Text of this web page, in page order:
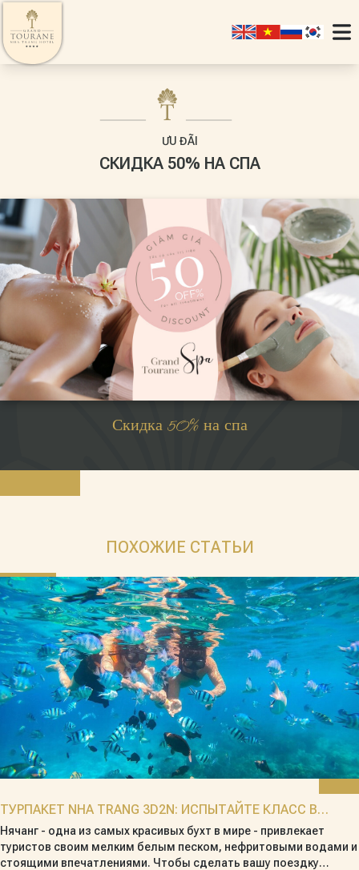
SIGNATURE JUNIOR SUITE
ƯU ĐÃI
СКИДКА 50% НА СПА
Скидка 50% на спа
ПОХОЖИЕ СТАТЬИ
ТУРПАКЕТ NHA TRANG 3D2N: ИСПЫТАЙТЕ КЛАСС В
GRAND TOURANE С ЛУЧШИМ ПРЕДЛОЖЕНИЕМ ЛЕТОМ
2025 ГОДА!
Нячанг - одна из самых красивых бухт в мире - привлекает
туристов своим мелким белым песком, нефритовыми водами и
стоящими впечатлениями. Чтобы сделать вашу поездку